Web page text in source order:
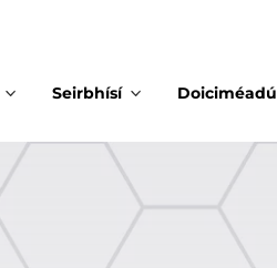
Seirbhísí Doiciméadú